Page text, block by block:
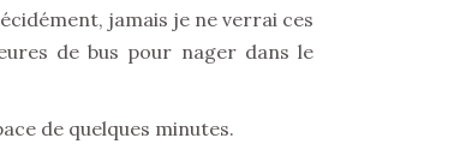
jamais je ne verrai ces
de bus pour nager dans le
de quelques minutes.